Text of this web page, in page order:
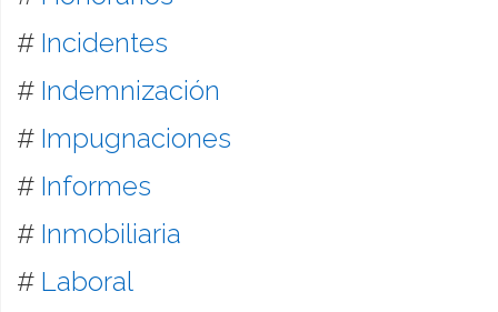
# Incidentes
# Indemnización
# Impugnaciones
# Informes
# Inmobiliaria
# Laboral